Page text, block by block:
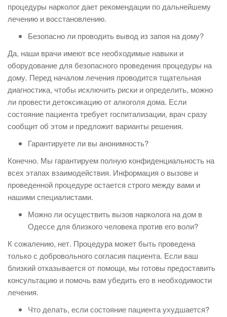
процедуры нарколог дает рекомендации по дальнейшему
лечению и восстановлению.
Безопасно ли проводить вывод из запоя на дому?
Да, наши врачи имеют все необходимые навыки и
оборудование для безопасного проведения процедуры на
дому. Перед началом лечения проводится тщательная
диагностика, чтобы исключить риски и определить, можно
ли провести детоксикацию от алкоголя дома. Если
состояние пациента требует госпитализации, врач сразу
сообщит об этом и предложит варианты решения.
Гарантируете ли вы анонимность?
Конечно. Мы гарантируем полную конфиденциальность на
всех этапах взаимодействия. Информация о вызове и
проведенной процедуре остается строго между вами и
нашими специалистами.
Можно ли осуществить вызов нарколога на дом в
Одессе для близкого человека против его воли?
К сожалению, нет. Процедура может быть проведена
только с добровольного согласия пациента. Если ваш
близкий отказывается от помощи, мы готовы предоставить
консультацию и помочь вам убедить его в необходимости
лечения.
Что делать, если состояние пациента ухудшается?